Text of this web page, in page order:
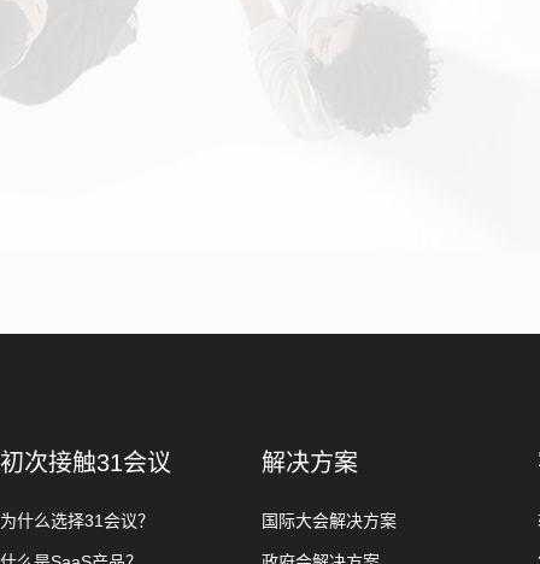
初次接触31会议
为什么选择31会议？
解决方案
国际大会解决方案